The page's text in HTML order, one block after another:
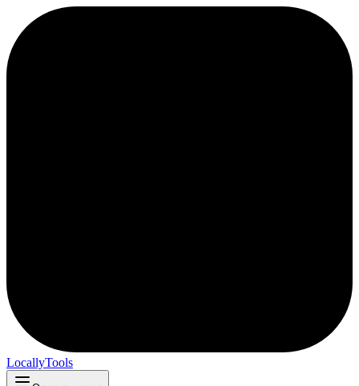
LocallyTools